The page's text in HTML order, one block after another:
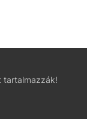
tartalmazzák!